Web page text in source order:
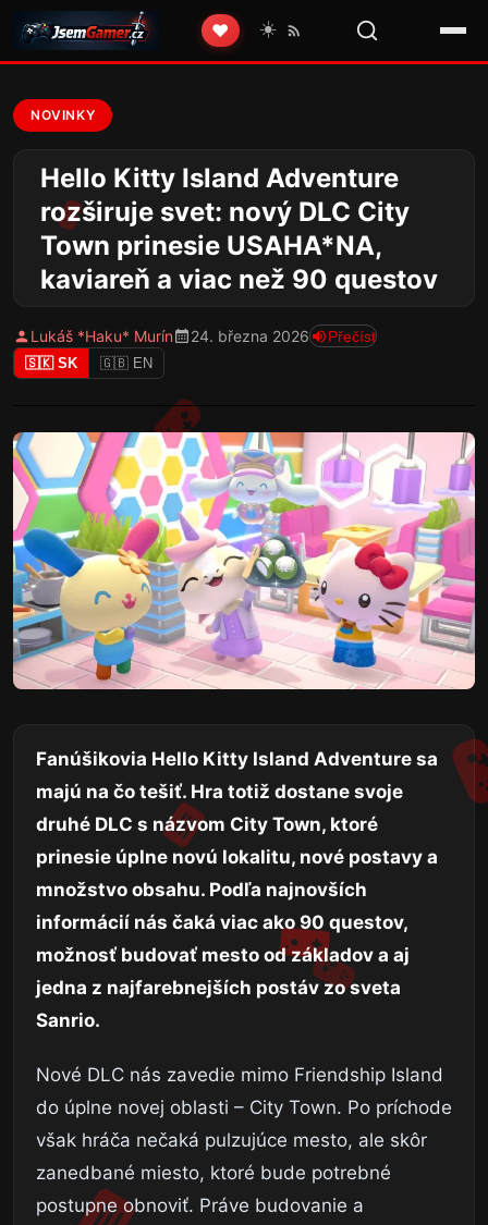
❤️ ☀️
NOVINKY
Hello Kitty Island Adventure
rozširuje svet: nový DLC City
Town prinesie USAHA*NA,
kaviareň a viac než 90 questov
Lukáš *Haku* Murín 24. března 2026 Přečíst
🇸🇰 SK 🇬🇧 EN
Fanúšikovia Hello Kitty Island Adventure sa
majú na čo tešiť. Hra totiž dostane svoje
druhé DLC s názvom City Town, ktoré
prinesie úplne novú lokalitu, nové postavy a
množstvo obsahu. Podľa najnovších
informácií nás čaká viac ako 90 questov,
možnosť budovať mesto od základov a aj
jedna z najfarebnejších postáv zo sveta
Sanrio.
Nové DLC nás zavedie mimo Friendship Island
do úplne novej oblasti – City Town. Po príchode
však hráča nečaká pulzujúce mesto, ale skôr
zanedbané miesto, ktoré bude potrebné
postupne obnoviť. Práve budovanie a